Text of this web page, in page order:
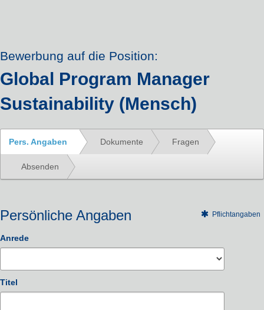
Bewerbung auf die Position:
Global Program Manager
Sustainability (Mensch)
Pers. Angaben Dokumente Fragen
Absenden
Persönliche Angaben Pflichtangaben
Anrede
Titel